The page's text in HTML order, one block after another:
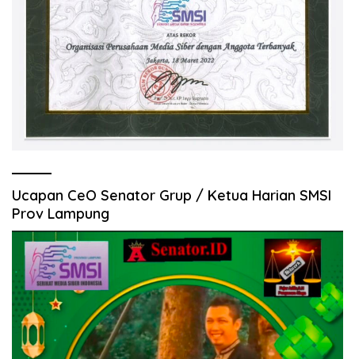
Ucapan CeO Senator Grup / Ketua Harian SMSI
Prov Lampung